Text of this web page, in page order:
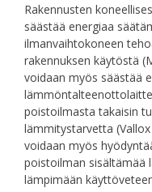
Rakennusten
säästää energiaa
ilmanvaihtokoneen
rakennuksen käytöstä
voidaan myös säästää
poistoilmasta takaisin
lämmitystarvetta
voidaan myös
poistoilman sisältämää
lämpimään